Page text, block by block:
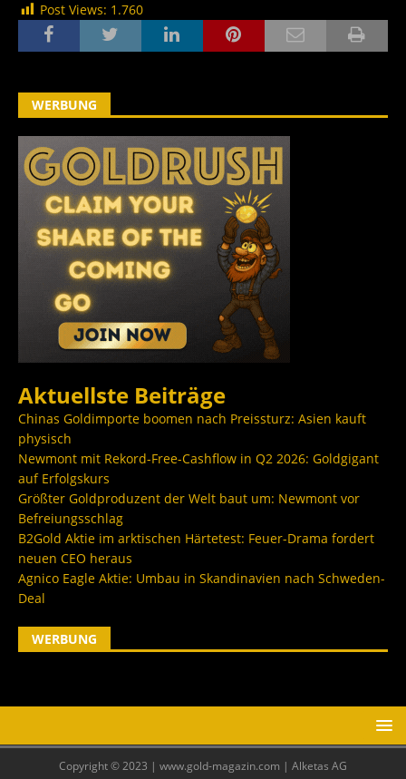
Post Views: 1.760
WERBUNG
Aktuellste Beiträge
Chinas Goldimporte boomen nach Preissturz: Asien kauft
physisch
Newmont mit Rekord-Free-Cashflow in Q2 2026: Goldgigant
auf Erfolgskurs
Größter Goldproduzent der Welt baut um: Newmont vor
Befreiungsschlag
B2Gold Aktie im arktischen Härtetest: Feuer-Drama fordert
neuen CEO heraus
Agnico Eagle Aktie: Umbau in Skandinavien nach Schweden-
Deal
WERBUNG
Copyright © 2023 | www.gold-magazin.com | Alketas AG